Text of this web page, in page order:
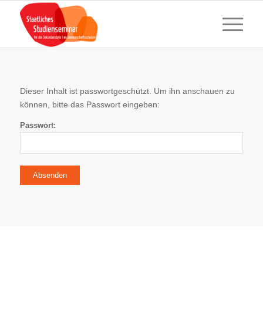
Dieser Inhalt ist passwortgeschützt. Um ihn anschauen zu
können, bitte das Passwort eingeben:
Passwort: